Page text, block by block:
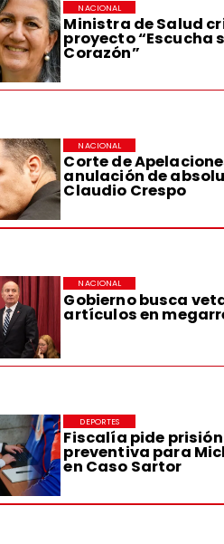
Ministra de Salud
proyecto “Escucha
Corazón”
NACIONAL
Corte de
anulación de
Claudio Crespo
NACIONAL
Gobierno busca
artículos en
NACIONAL
Fiscalía pide prisión
preventiva para
en Caso Sartor
DEPORTES